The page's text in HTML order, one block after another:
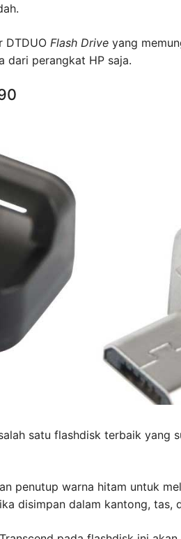
DTDUO Flash Drive yang
dari perangkat HP saja.
satu flashdisk terbaik yang
penutup warna hitam untuk
disimpan dalam kantong, tas,